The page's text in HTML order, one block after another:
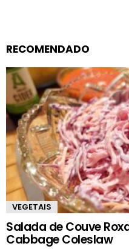
RECOMENDADO
VEGETAIS
Salada de Couve
Cabbage Coleslaw